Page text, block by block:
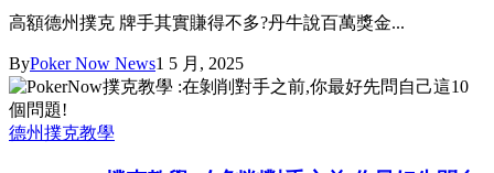
高額德州撲克 牌手其實賺得不多?丹牛說百萬獎金...
ByPoker Now News1 5 月, 2025
德州撲克教學